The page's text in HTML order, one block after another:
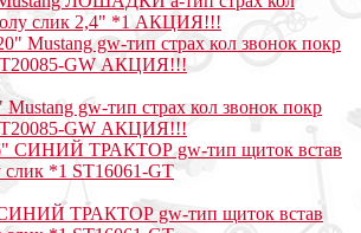
слик 2,4" *1 АКЦИЯ!!!
gw-тип страх кол звонок покр
GW АКЦИЯ!!!
СИНИЙ ТРАКТОР gw-тип щиток встав